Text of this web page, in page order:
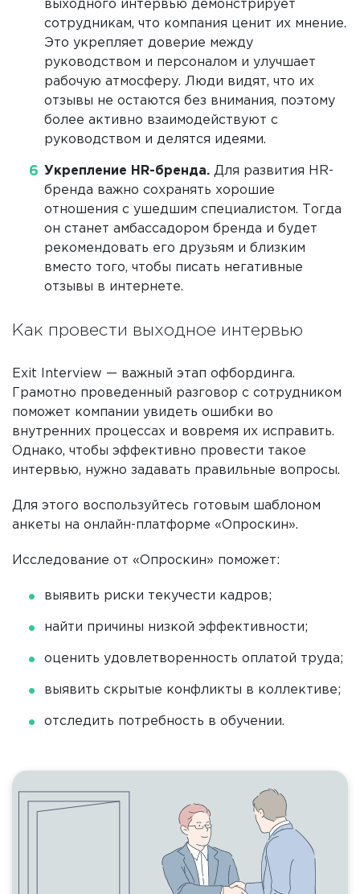
выходного интервью демонстрирует
сотрудникам, что компания ценит их мнение.
Это укрепляет доверие между
руководством и персоналом и улучшает
рабочую атмосферу. Люди видят, что их
отзывы не остаются без внимания, поэтому
более активно взаимодействуют с
руководством и делятся идеями.
Укрепление HR-бренда. Для развития HR-
бренда важно сохранять хорошие
отношения с ушедшим специалистом. Тогда
он станет амбассадором бренда и будет
рекомендовать его друзьям и близким
вместо того, чтобы писать негативные
отзывы в интернете.
Как провести выходное интервью
Exit Interview — важный этап офбординга.
Грамотно проведенный разговор с сотрудником
поможет компании увидеть ошибки во
внутренних процессах и вовремя их исправить.
Однако, чтобы эффективно провести такое
интервью, нужно задавать правильные вопросы.
Для этого воспользуйтесь готовым шаблоном
анкеты на онлайн-платформе «Опроскин».
Исследование от «Опроскин» поможет:
выявить риски текучести кадров;
найти причины низкой эффективности;
оценить удовлетворенность оплатой труда;
выявить скрытые конфликты в коллективе;
отследить потребность в обучении.